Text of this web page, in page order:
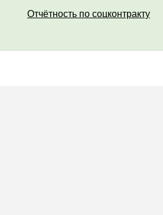
Отчётность по соцконтракту